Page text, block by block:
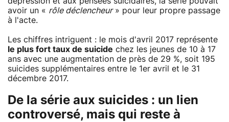
avoir un « rôle déclencheur» pour leur propre passage
à l'acte.
Les chiffres intriguent : le mois d'avril 2017 représente
le plus fort taux de suicide chez les jeunes de 10 à 17
ans avec une augmentation de près de 29 %, soit 195
suicides supplémentaires entre le 1er avril et le 31
décembre 2017.
De la série aux suicides : un lien
controversé, mais qui reste à